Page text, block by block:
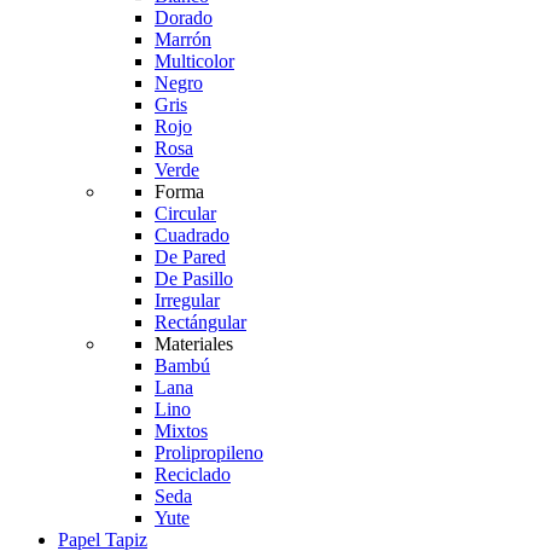
Dorado
Marrón
Multicolor
Negro
Gris
Rojo
Rosa
Verde
Forma
Circular
Cuadrado
De Pared
De Pasillo
Irregular
Rectángular
Materiales
Bambú
Lana
Lino
Mixtos
Prolipropileno
Reciclado
Seda
Yute
Papel Tapiz